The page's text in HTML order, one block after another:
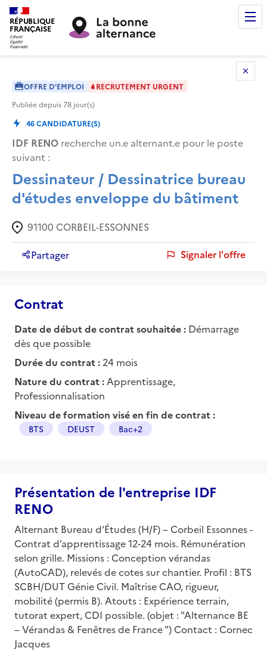
RÉPUBLIQUE
FRANÇAISE
OFFRE D'EMPLOI
RECRUTEMENT URGENT
Publiée depuis78 jour(s)
46CANDIDATURE(S)
IDF RENO recherche un.e alternant.e pour le poste
suivant :
Dessinateur / Dessinatrice bureau
d'études enveloppe du bâtiment
91100 CORBEIL-ESSONNES
Partager Signaler l'offre
Contrat
Date de début de contrat souhaitée : Démarrage
dès que possible
Durée du contrat : 24 mois
Nature du contrat : Apprentissage,
Professionnalisation
Niveau de formation visé en fin de contrat :
BTS DEUST Bac+2
Présentation de l'entreprise IDF
RENO
Alternant Bureau d’Études (H/F) – Corbeil Essonnes -
Contrat d’apprentissage 12-24 mois. Rémunération
selon grille. Missions : Conception vérandas
(AutoCAD), relevés de cotes sur chantier. Profil : BTS
SCBH/DUT Génie Civil. Maîtrise CAO, rigueur,
mobilité (permis B). Atouts : Expérience terrain,
tutorat expert, CDI possible. (objet : "Alternance BE
– Vérandas & Fenêtres de France ") Contact : Cornec
Jacques